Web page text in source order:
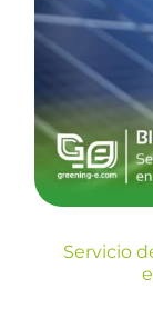
Servicio